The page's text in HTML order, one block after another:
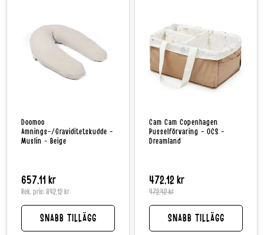
Doomoo
Amnings-/Graviditetskudde -
Muslin - Beige
Normalpris
657,11 kr
Rek. pris: 842,12 kr
SNABB TILLÄGG
Cam Cam Copenhagen
Pusselförvaring - OCS -
Dreamland
472,12 kr
472,42 kr
SNABB TILLÄGG